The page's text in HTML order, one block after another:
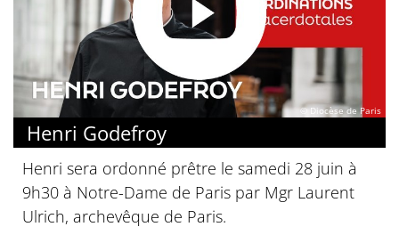
© Diocèse de Paris
Henri Godefroy
Henri sera ordonné prêtre le samedi 28 juin à
9h30 à Notre-Dame de Paris par Mgr Laurent
Ulrich, archevêque de Paris.